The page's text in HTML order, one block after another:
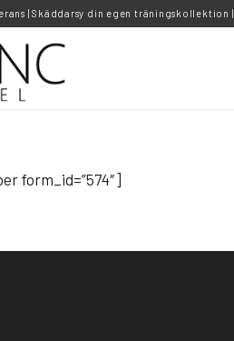
| Skäddarsy din egen träningskollektion |
form_id=”574″]